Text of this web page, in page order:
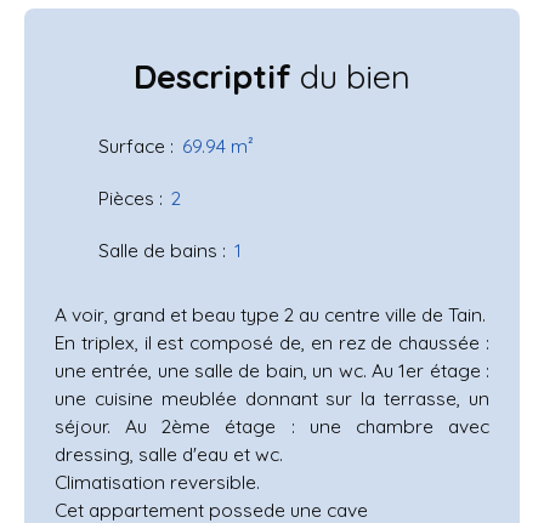
Descriptif du bien
Surface : 69.94 m²
Pièces : 2
Salle de bains : 1
A voir, grand et beau type 2 au centre ville de Tain.
En triplex, il est composé de, en rez de chaussée :
une entrée, une salle de bain, un wc. Au 1er étage :
une cuisine meublée donnant sur la terrasse, un
séjour. Au 2ème étage : une chambre avec
dressing, salle d'eau et wc.
Climatisation reversible.
Cet appartement possede une cave